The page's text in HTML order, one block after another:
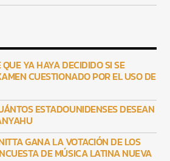
YA HAYA DECIDIDO SI SE
CUESTIONADO POR EL USO DE
ESTADOUNIDENSES DESEAN
GANA LA VOTACIÓN DE LOS
DE MÚSICA LATINA NUEVA